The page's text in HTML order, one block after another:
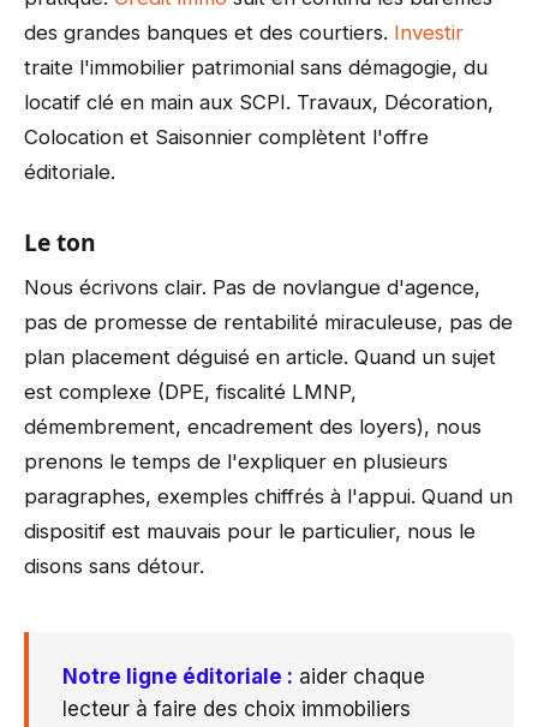
des grandes banques et des courtiers. Investir
traite l'immobilier patrimonial sans démagogie, du
locatif clé en main aux SCPI. Travaux, Décoration,
Colocation et Saisonnier complètent l'offre
éditoriale.
Le ton
Nous écrivons clair. Pas de novlangue d'agence,
pas de promesse de rentabilité miraculeuse, pas de
plan placement déguisé en article. Quand un sujet
est complexe (DPE, fiscalité LMNP,
démembrement, encadrement des loyers), nous
prenons le temps de l'expliquer en plusieurs
paragraphes, exemples chiffrés à l'appui. Quand un
dispositif est mauvais pour le particulier, nous le
disons sans détour.
Notre ligne éditoriale : aider chaque
lecteur à faire des choix immobiliers